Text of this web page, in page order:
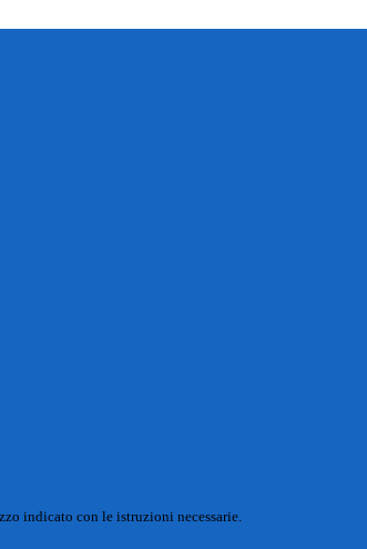
indicato con le istruzioni necessarie.